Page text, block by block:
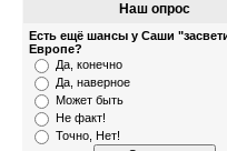
Наш опрос
Есть ещё шансы у Саши
Европе?
Да, конечно
Да, наверное
Может быть
Не факт!
Точно, Нет!